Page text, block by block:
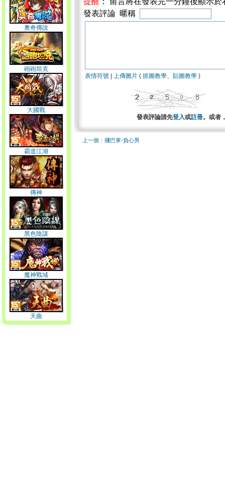
奧奇傳說
砲砲坦克
大國戰
霸道江湖
傳神
黑色陰謀
魔神戰域
天曲
發表評論 暱稱
表情符號 上傳圖片 ( 抓圖教學、 貼圖教學 )
發表評論請先登入或註冊。或者
上一個：摑巴掌-負心男